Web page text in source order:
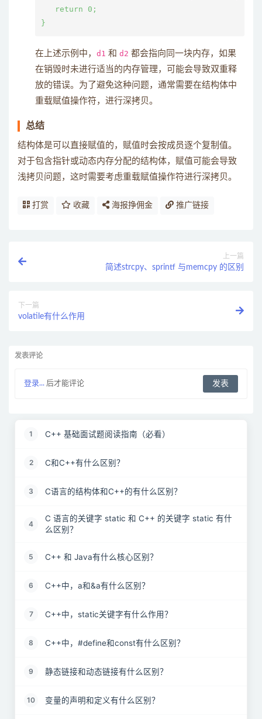
   return 0;
在上述示例中， d1 和 d2 都会指向同一块内存，如果
在销毁时未进行适当的内存管理，可能会导致双重释
放的错误。为了避免这种问题，通常需要在结构体中
重载赋值操作符，进行深拷贝。
总结
结构体是可以直接赋值的，赋值时会按成员逐个复制值。
对于包含指针或动态内存分配的结构体，赋值可能会导致
浅拷贝问题，这时需要考虑重载赋值操作符进行深拷贝。
打赏 收藏 海报挣佣金 推广链接
上一篇
简述strcpy、sprintf 与memcpy 的区别
下一篇
volatile有什么作用
发表评论
登录... 后才能评论
1 C++ 基础面试题阅读指南（必看）
2 C和C++有什么区别？
3 C语言的结构体和C++的有什么区别？
4
C 语言的关键字 static 和 C++ 的关键字 static 有什
么区别？
5 C++ 和 Java有什么核心区别？
6 C++中，a和&a有什么区别？
7 C++中，static关键字有什么作用？
8 C++中，#define和const有什么区别？
9 静态链接和动态链接有什么区别？
10 变量的声明和定义有什么区别？